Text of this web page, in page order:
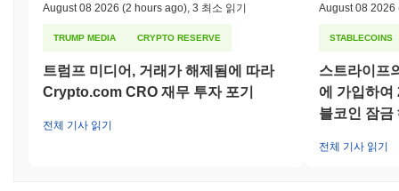
August 08 2026 (2 hours ago) 3 최소 읽기
TRUMP MEDIA CRYPTO RESERVE
트럼프 미디어, 거래가 해제됨에 따라
Crypto.com CRO 재무 투자 포기
전체 기사 읽기
August 08 2026
STABLECOINS
스트라이프
에 가입하여
블코인 잠금
전체 기사 읽기